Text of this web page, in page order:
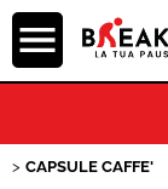
CAPSULE CAFFE'